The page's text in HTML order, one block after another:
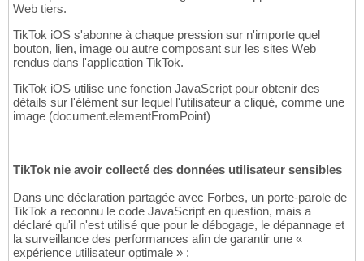
Web tiers.
TikTok iOS s'abonne à chaque pression sur n'importe quel
bouton, lien, image ou autre composant sur les sites Web
rendus dans l'application TikTok.
TikTok iOS utilise une fonction JavaScript pour obtenir des
détails sur l'élément sur lequel l'utilisateur a cliqué, comme une
image (document.elementFromPoint)
TikTok nie avoir collecté des données utilisateur sensibles
Dans une déclaration partagée avec Forbes, un porte-parole de
TikTok a reconnu le code JavaScript en question, mais a
déclaré qu'il n'est utilisé que pour le débogage, le dépannage et
la surveillance des performances afin de garantir une «
expérience utilisateur optimale » :